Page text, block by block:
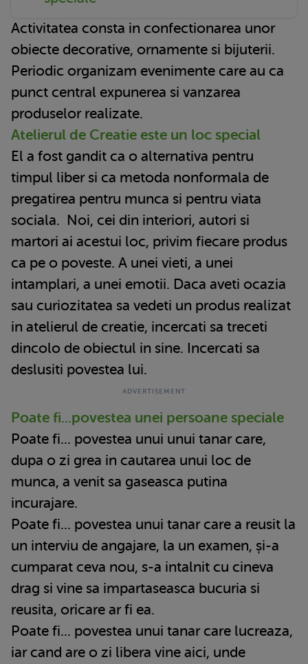
Activitatea consta in confectionarea unor
obiecte decorative, ornamente si bijuterii.
Periodic organizam evenimente care au ca
punct central expunerea si vanzarea
produselor realizate.
Atelierul de Creatie este un loc special
El a fost gandit ca o alternativa pentru
timpul liber si ca metoda nonformala de
pregatirea pentru munca si pentru viata
sociala. Noi, cei din interiori, autori si
martori ai acestui loc, privim fiecare produs
ca pe o poveste. A unei vieti, a unei
intamplari, a unei emotii. Daca aveti ocazia
sau curiozitatea sa vedeti un produs realizat
in atelierul de creatie, incercati sa treceti
dincolo de obiectul in sine. Incercati sa
deslusiti povestea lui.
Poate fi...povestea unei persoane speciale
Poate fi... povestea unui unui tanar care,
dupa o zi grea in cautarea unui loc de
munca, a venit sa gaseasca putina
incurajare.
Poate fi... povestea unui tanar care a reusit la
un interviu de angajare, la un examen, și-a
cumparat ceva nou, s-a intalnit cu cineva
drag si vine sa impartaseasca bucuria si
reusita, oricare ar fi ea.
Poate fi... povestea unui tanar care lucreaza,
iar cand are o zi libera vine aici, unde